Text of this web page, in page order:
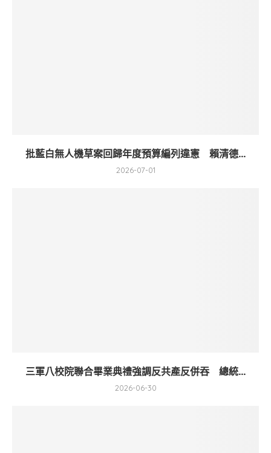
批藍白無人機草案回歸年度預算編列違憲 賴清德...
2026-07-01
三軍八校院聯合畢業典禮強調反共產反併吞 總統...
2026-06-30